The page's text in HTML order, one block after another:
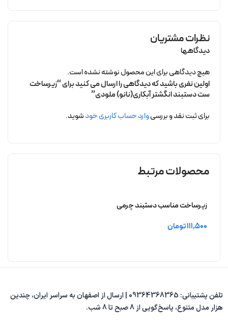
نظرات مشتریان
دیدگاهها
هیچ دیدگاهی برای این محصول نوشته نشده است.
اولین نفری باشید که دیدگاهی را ارسال می کنید برای “زیرساخت
ست دستبند انگشتر آبکاری(نانو) ملودی”
برای ثبت نقد و بررسیوارد حساب کاربری خودشوید.
محصولات مرتبط
زیرساخت مناسب دستبند چرمی
111,500تومان
تلفن پشتیبانی: 09364368365 | ارسال از اصفهان به سراسر ایران، چندین
هزار مدل متنوع، پاسخ‌گویی از 8 صبح تا 8 شب.